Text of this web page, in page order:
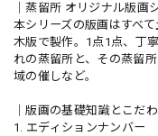
｜蒸留所 オリジナル版画
本シリーズの版画はすべ
木版で製作。1点1点、丁
れの蒸留所と、その蒸留
域の催しなど。
｜版画の基礎知識とこだわ
1. エディションナンバー